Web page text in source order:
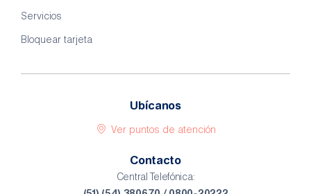
Servicios
Bloquear tarjeta
Ubícanos
Ver puntos de atención
Contacto
Central Telefónica: